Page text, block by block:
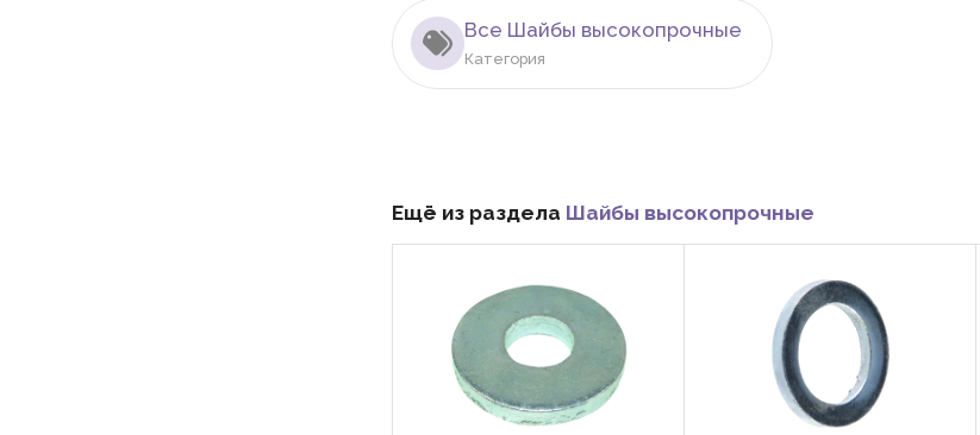
Все Шайбы высокопрочные
Категория
Ещё из раздела Шайбы высокопрочные